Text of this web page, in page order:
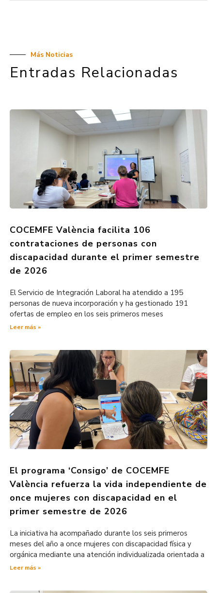
Más Noticias
Entradas Relacionadas
COCEMFE València facilita 106
contrataciones de personas con
discapacidad durante el primer semestre
de 2026
El Servicio de Integración Laboral ha atendido a 195
personas de nueva incorporación y ha gestionado 191
ofertas de empleo en los seis primeros meses
Leer más »
El programa ‘Consigo’ de COCEMFE
València refuerza la vida independiente de
once mujeres con discapacidad en el
primer semestre de 2026
La iniciativa ha acompañado durante los seis primeros
meses del año a once mujeres con discapacidad física y
orgánica mediante una atención individualizada orientada a
Leer más »